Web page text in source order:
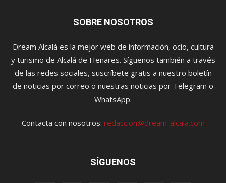
SOBRE NOSOTROS
Dream Alcalá es la mejor web de información, ocio, cultura
y turismo de Alcalá de Henares. Síguenos también a través
de las redes sociales, suscríbete gratis a nuestro boletín
de noticias por correo o nuestras noticias por Telegram o
WhatsApp.
Contacta con nosotros: redaccion@dream-alcala.com
SÍGUENOS